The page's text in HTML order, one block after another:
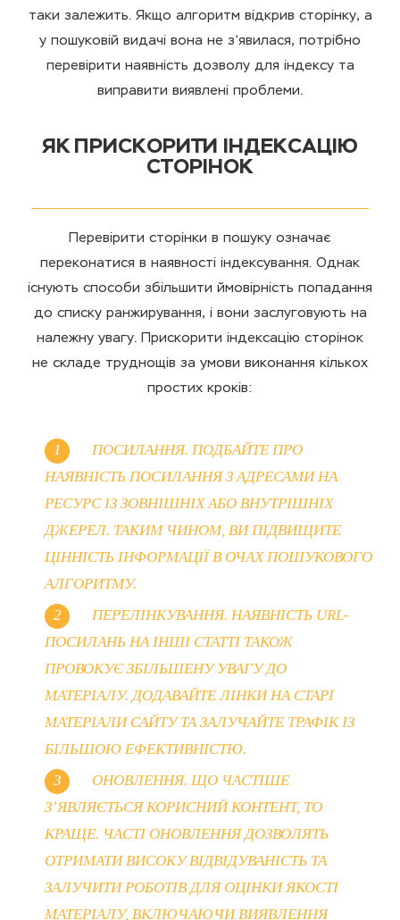
таки залежить. Якщо алгоритм відкрив сторінку, а
у пошуковій видачі вона не з’явилася, потрібно
перевірити наявність дозволу для індексу та
виправити виявлені проблеми.
ЯК ПРИСКОРИТИ ІНДЕКСАЦІЮ
СТОРІНОК
Перевірити сторінки в пошуку означає
переконатися в наявності індексування. Однак
існують способи збільшити ймовірність попадання
до списку ранжирування, і вони заслуговують на
належну увагу. Прискорити індексацію сторінок
не складе труднощів за умови виконання кількох
простих кроків:
ПОСИЛАННЯ. ПОДБАЙТЕ ПРО
НАЯВНІСТЬ ПОСИЛАННЯ З АДРЕСАМИ НА
РЕСУРС ІЗ ЗОВНІШНІХ АБО ВНУТРІШНІХ
ДЖЕРЕЛ. ТАКИМ ЧИНОМ, ВИ ПІДВИЩИТЕ
ЦІННІСТЬ ІНФОРМАЦІЇ В ОЧАХ ПОШУКОВОГО
АЛГОРИТМУ.
ПЕРЕЛІНКУВАННЯ. НАЯВНІСТЬ URL-
ПОСИЛАНЬ НА ІНШІ СТАТТІ ТАКОЖ
ПРОВОКУЄ ЗБІЛЬШЕНУ УВАГУ ДО
МАТЕРІАЛУ. ДОДАВАЙТЕ ЛІНКИ НА СТАРІ
МАТЕРІАЛИ САЙТУ ТА ЗАЛУЧАЙТЕ ТРАФІК ІЗ
БІЛЬШОЮ ЕФЕКТИВНІСТЮ.
ОНОВЛЕННЯ. ЩО ЧАСТІШЕ
З’ЯВЛЯЄТЬСЯ КОРИСНИЙ КОНТЕНТ, ТО
КРАЩЕ. ЧАСТІ ОНОВЛЕННЯ ДОЗВОЛЯТЬ
ОТРИМАТИ ВИСОКУ ВІДВІДУВАНІСТЬ ТА
ЗАЛУЧИТИ РОБОТІВ ДЛЯ ОЦІНКИ ЯКОСТІ
МАТЕРІАЛУ, ВКЛЮЧАЮЧИ ВИЯВЛЕННЯ